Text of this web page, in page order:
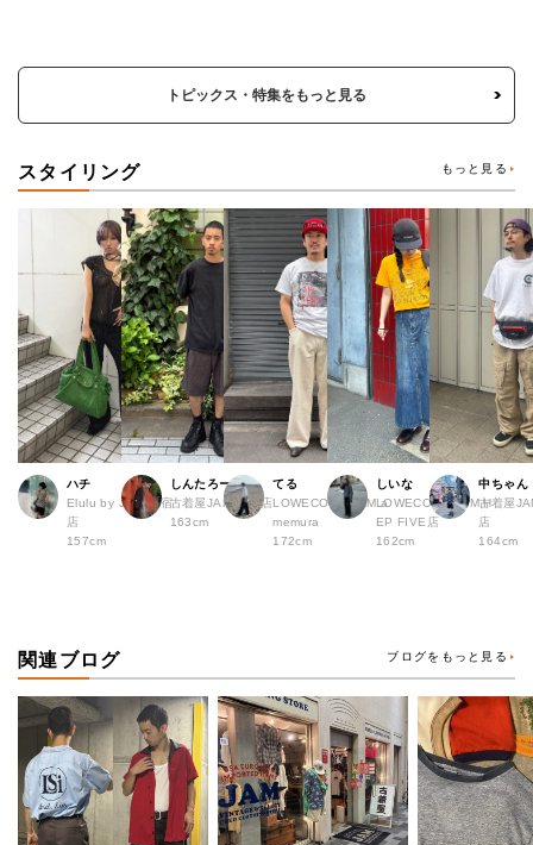
トピックス・特集をもっと見る
スタイリング もっと見る
ハチ
Elulu by JAM 原宿
店
157cm
しんたろー
古着屋JAM 仙台店
163cm
てる
LOWECO by JAM a
memura
172cm
しいな
LOWECO by JAM H
EP FIVE店
162cm
中ちゃん
古着屋
店
164cm
関連ブログ ブログをもっと見る